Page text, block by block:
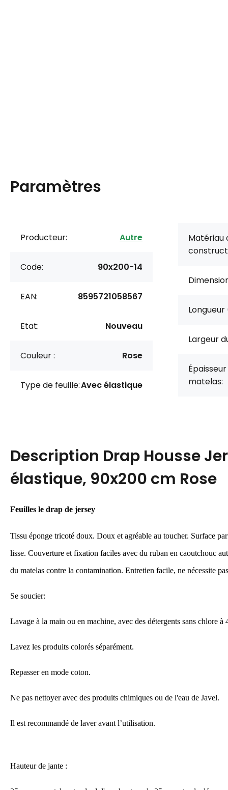
Paramètres
Producteur: Autre
Code: 90x200-14
EAN: 8595721058567
Etat: Nouveau
Couleur : Rose
Type de feuille:Avec élastique
Matériau
Largeur
matelas:
Description Drap Housse
élastique, 90x200 cm Rose
Feuilles le drap de jersey
Tissu éponge tricoté doux. Doux et agréable au toucher. Surface
lisse. Couverture et fixation faciles avec du ruban en caoutchouc
du matelas contre la contamination. Entretien facile, ne nécessite
Se soucier:
Lavage à la main ou en machine, avec des détergents sans chlore à
Lavez les produits colorés séparément.
Repasser en mode coton.
Ne pas nettoyer avec des produits chimiques ou de l'eau de Javel.
Il est recommandé de laver avantl’utilisation.
Hauteur de jante :